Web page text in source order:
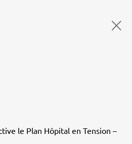
le Plan Hôpital en Tension –